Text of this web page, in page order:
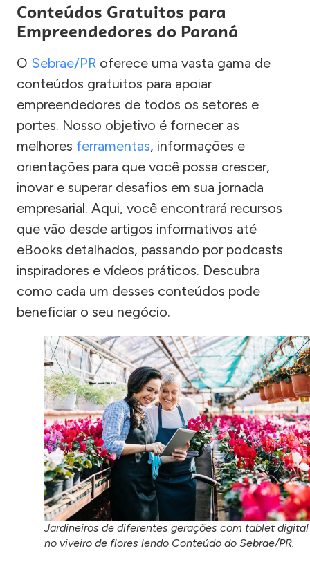
Conteúdos Gratuitos para
Empreendedores do Paraná
O Sebrae/PR oferece uma vasta gama de
conteúdos gratuitos para apoiar
empreendedores de todos os setores e
portes. Nosso objetivo é fornecer as
melhores ferramentas, informações e
orientações para que você possa crescer,
inovar e superar desafios em sua jornada
empresarial. Aqui, você encontrará recursos
que vão desde artigos informativos até
eBooks detalhados, passando por podcasts
inspiradores e vídeos práticos. Descubra
como cada um desses conteúdos pode
beneficiar o seu negócio.
Jardineiros de diferentes gerações com tablet digital
no viveiro de flores lendo Conteúdo do Sebrae/PR.